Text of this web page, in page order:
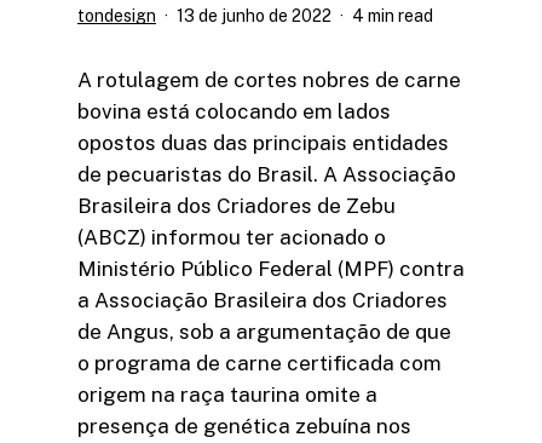
tondesign 13 de junho de 2022 4 min read
A rotulagem de cortes nobres de carne
bovina está colocando em lados
opostos duas das principais entidades
de pecuaristas do Brasil. A Associação
Brasileira dos Criadores de Zebu
(ABCZ) informou ter acionado o
Ministério Público Federal (MPF) contra
a Associação Brasileira dos Criadores
de Angus, sob a argumentação de que
o programa de carne certificada com
origem na raça taurina omite a
presença de genética zebuína nos